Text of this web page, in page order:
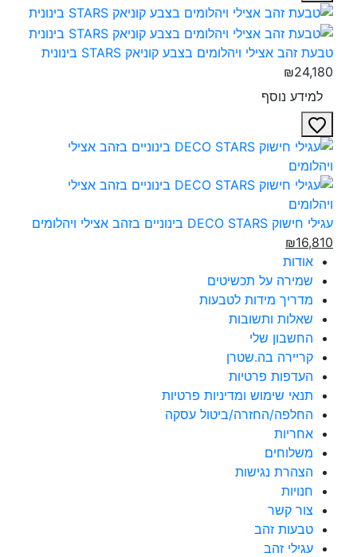
טבעת זהב אצילי ויהלומים בצבע קוניאק STARS בינונית‎
₪24,180
למידע נוסף
עגילי חישוק DECO STARS בינוניים בזהב אצילי ויהלומים‎
₪16,810
אודות
שמירה על תכשיטים
מדריך מידות לטבעות
שאלות ותשובות
החשבון שלי
קריירה בה.שטרן
העדפות פרטיות
תנאי שימוש ומדיניות פרטיות
החלפה/החזרה/ביטול עסקה
אחריות
משלוחים
הצהרת נגישות
חנויות
צור קשר
טבעות זהב
עגילי זהב